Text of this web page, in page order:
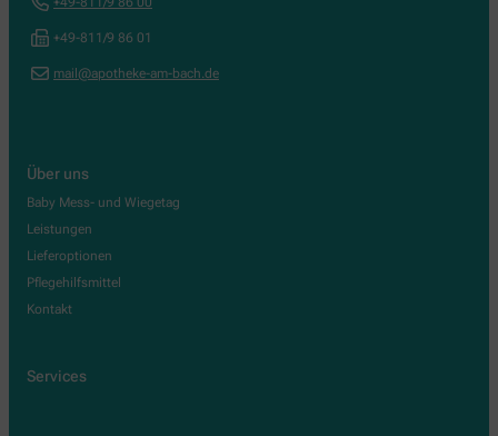
+49-811/9 86 01
mail@apotheke-am-bach.de
Über uns
Baby Mess- und Wiegetag
Leistungen
Lieferoptionen
Pflegehilfsmittel
Kontakt
Services